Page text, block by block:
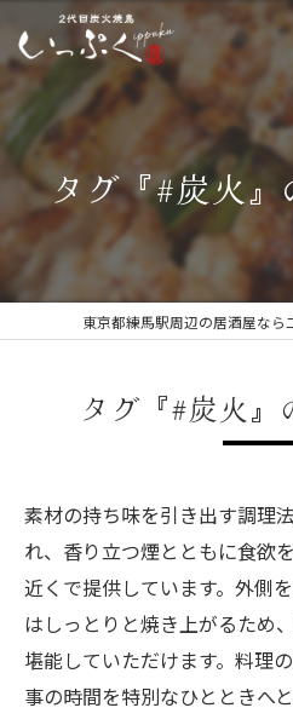
タグ『#炭火
東京都練馬駅周辺の居酒屋なら
タグ『#炭火』
素材の持ち味を引き出す調理
れ、香り立つ煙とともに食欲
近くで提供しています。外側
はしっとりと焼き上がるため
堪能していただけます。料理
事の時間を特別なひとときへと